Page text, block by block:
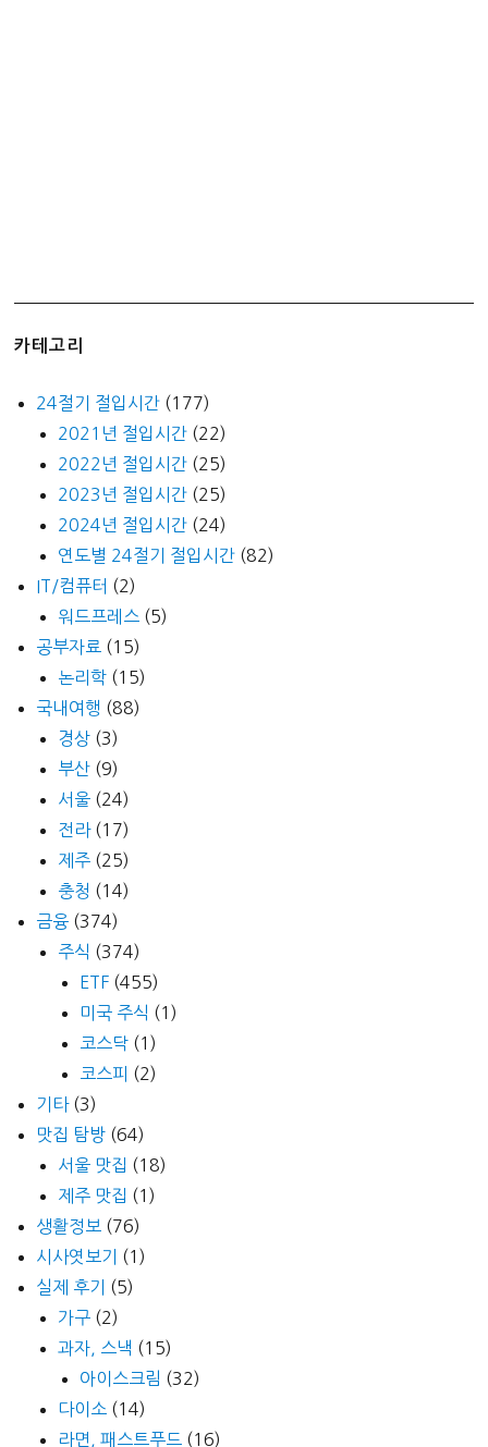
예
카테고리
24절기 절입시간 (177)
2021년 절입시간 (22)
2022년 절입시간 (25)
2023년 절입시간 (25)
2024년 절입시간 (24)
연도별 24절기 절입시간 (82)
IT/컴퓨터 (2)
워드프레스 (5)
공부자료 (15)
논리학 (15)
국내여행 (88)
경상 (3)
부산 (9)
서울 (24)
전라(17)
제주 (25)
충청 (14)
금융 (374)
주식 (374)
ETF (455)
미국 주식 (1)
코스닥 (1)
코스피 (2)
기타(3)
맛집 탐방 (64)
서울 맛집 (18)
제주 맛집 (1)
생활정보 (76)
시사엿보기
(1)
실제 후기
(5)
가구 (2)
과자, 스낵 (15)
아이스크림 (32)
다이소 (14)
라면, 패스트푸드 (16)